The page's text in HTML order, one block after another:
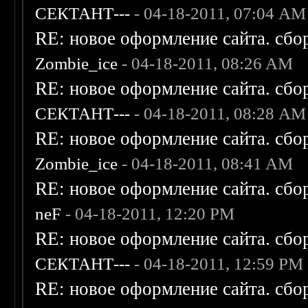
СЕКТАНТ--- - 04-18-2011, 07:04 AM
RE: новое оформление сайта.
Zombie_ice - 04-18-2011, 08:26 AM
RE: новое оформление сайта.
СЕКТАНТ--- - 04-18-2011, 08:28 AM
RE: новое оформление сайта.
Zombie_ice - 04-18-2011, 08:41 AM
RE: новое оформление сайта.
neF - 04-18-2011, 12:20 PM
RE: новое оформление сайта.
СЕКТАНТ--- - 04-18-2011, 12:59 PM
RE: новое оформление сайта.